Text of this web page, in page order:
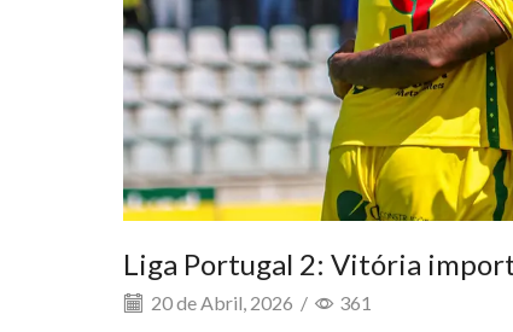
Liga Portugal 2: Vitória
20 de Abril, 2026 /
361